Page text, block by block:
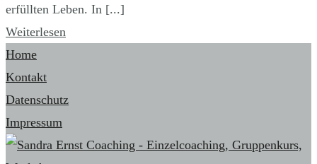
erfüllten Leben. In [...]
Weiterlesen
Home
Kontakt
Datenschutz
Impressum